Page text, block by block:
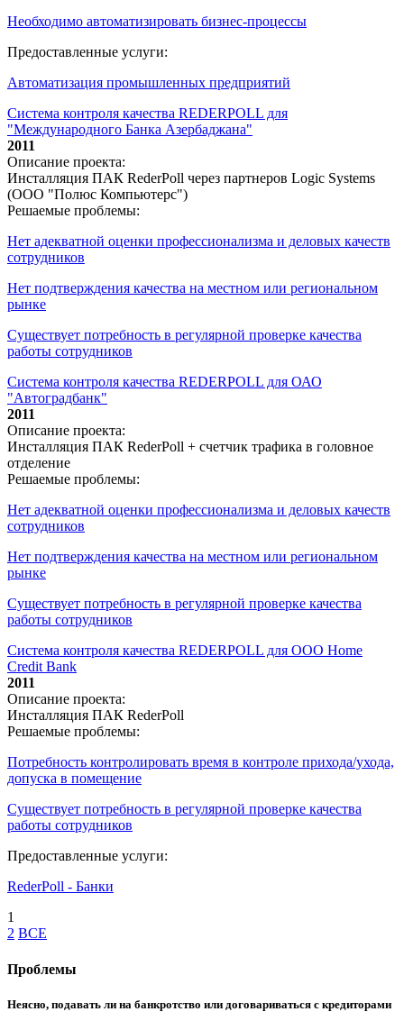
Необходимо автоматизировать бизнес-процессы
Предоставленные услуги:
Автоматизация промышленных предприятий
Система контроля качества REDERPOLL для
"Международного Банка Азербаджана"
2011
Описание проекта:
Инсталляция ПАК RederPoll через партнеров Logic Systems
(ООО "Полюс Компьютерс")
Решаемые проблемы:
Нет адекватной оценки профессионализма и деловых качеств
сотрудников
Нет подтверждения качества на местном или региональном
рынке
Существует потребность в регулярной проверке качества
работы сотрудников
Система контроля качества REDERPOLL для ОАО
"Автоградбанк"
2011
Описание проекта:
Инсталляция ПАК RederPoll + счетчик трафика в головное
отделение
Решаемые проблемы:
Нет адекватной оценки профессионализма и деловых качеств
сотрудников
Нет подтверждения качества на местном или региональном
рынке
Существует потребность в регулярной проверке качества
работы сотрудников
Система контроля качества REDERPOLL для ООО Home
Credit Bank
2011
Описание проекта:
Инсталляция ПАК RederPoll
Решаемые проблемы:
Потребность контролировать время в контроле прихода/ухода,
допуска в помещение
Существует потребность в регулярной проверке качества
работы сотрудников
Предоставленные услуги:
RederPoll - Банки
1
2 ВСЕ
Проблемы
Неясно, подавать ли на банкротство или договариваться с кредиторами